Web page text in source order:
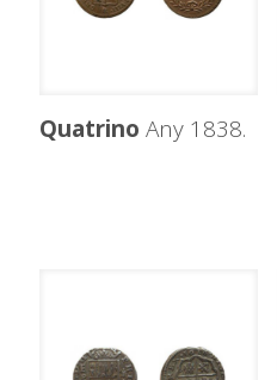
Quatrino Any 1838.